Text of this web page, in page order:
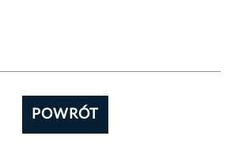
POWRÓT